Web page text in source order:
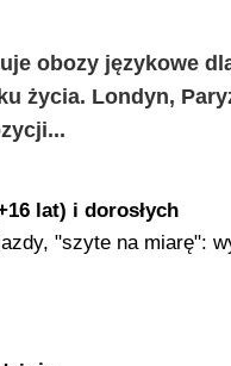
obozy językowe
życia. Londyn,
lat) i dorosłych
"szyte na miarę":